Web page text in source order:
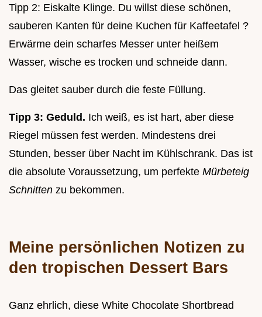
Tipp 2: Eiskalte Klinge. Du willst diese schönen,
sauberen Kanten für deine Kuchen für Kaffeetafel ?
Erwärme dein scharfes Messer unter heißem
Wasser, wische es trocken und schneide dann.
Das gleitet sauber durch die feste Füllung.
Tipp 3: Geduld. Ich weiß, es ist hart, aber diese
Riegel müssen fest werden. Mindestens drei
Stunden, besser über Nacht im Kühlschrank. Das ist
die absolute Voraussetzung, um perfekte Mürbeteig
Schnitten zu bekommen.
Meine persönlichen Notizen zu
den tropischen Dessert Bars
Ganz ehrlich, diese White Chocolate Shortbread